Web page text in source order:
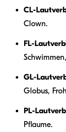
CL-
Clown.
FL-
GL-
Globus,
PL-
Pflaume.